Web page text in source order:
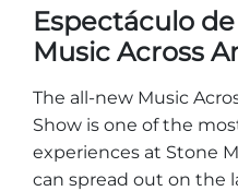
Espectáculo
Music Across
The all-new Music
Show is one of the
experiences at Stone
can spread out on the